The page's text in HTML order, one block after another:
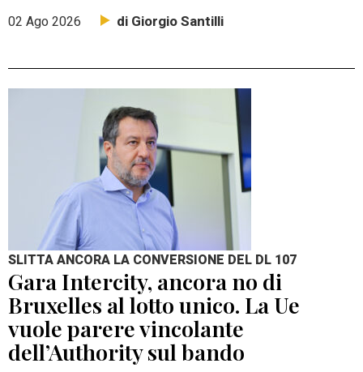
02 Ago 2026 di Giorgio Santilli
SLITTA ANCORA LA CONVERSIONE DEL DL 107
Gara Intercity, ancora no di
Bruxelles al lotto unico. La Ue
vuole parere vincolante
dell’Authority sul bando